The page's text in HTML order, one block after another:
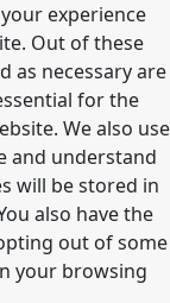
experience
Out of these
as necessary are
for the
We also use
and understand
will be stored in
also have the
out of some
your browsing